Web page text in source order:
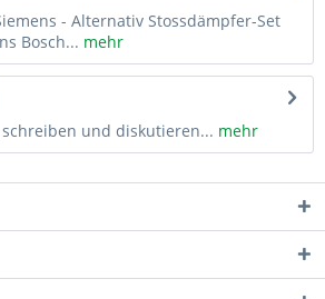
- Alternativ Stossdämpfer-Set
Bosch... mehr
und diskutieren... mehr